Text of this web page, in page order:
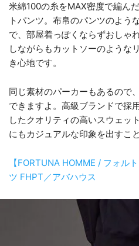
米綿100の糸をMAX密度で編ん
トパンツ。布帛のパンツのよう
で、部屋着っぽくならずおしゃ
しながらもカットソーのような
き心地です。
同じ素材のパーカーもあるので
できますよ。高級ブランドで採
したクオリティの高いスウェッ
にもカジュアルな印象を出すこ
【FORTUNA HOMME / フォル
ツ FHPT／アバハウス